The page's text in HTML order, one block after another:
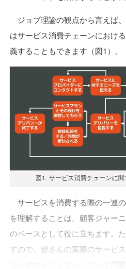
ジョブ理論の観点から言えば
はサービス消費チェーンにおけ
義することもできます（図1）。
図1. サービス消費チェーンに
サービスを消費する際の一連の
を理解することは、顧客ジャー
のベースとして役に立ちます。
すので、皆さんの実際のサービ